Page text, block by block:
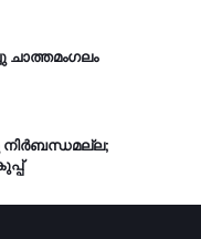
ചാത്തമംഗലം